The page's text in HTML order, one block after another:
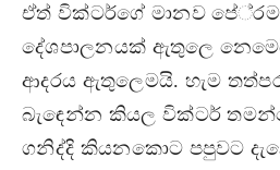
ඒත් වික්ටර්ගේ මානව
දේශපාලනයක් ඇතුලෙ
ආදරය ඇතුලෙමයි. හැම
බැඳෙන්න කියල වික්ටර්
ගනිද්දි කියනකොට පපුවට